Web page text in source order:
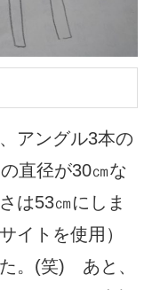
アングル3本の
直径が30㎝な
は53㎝にしま
イトを使用）
た。(笑) あと、